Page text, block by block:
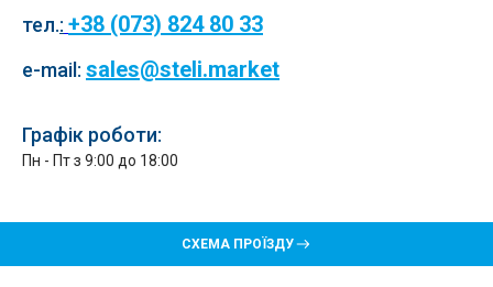
тел.: +38 (073) 824 80 33
e-mail: sales@steli.market
Графік роботи:
Пн - Пт з 9:00 до 18:00
СХЕМА ПРОЇЗДУ